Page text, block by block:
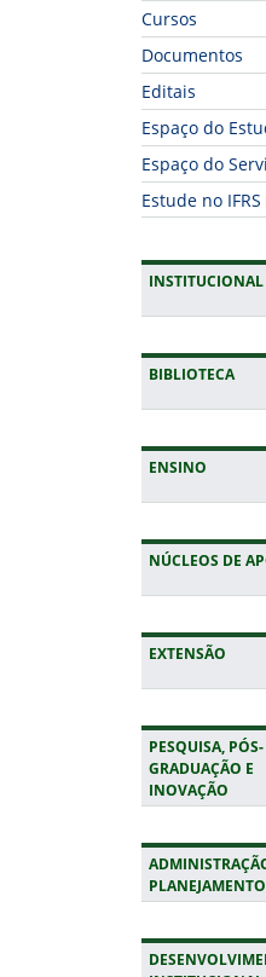
Cursos
Documentos
Editais
Espaço do
Espaço do
Estude no IFRS
INSTITUCIONAL
BIBLIOTECA
ENSINO
NÚCLEOS DE
EXTENSÃO
PESQUISA, PÓS-
GRADUAÇÃO E
INOVAÇÃO
PLANEJAMENTO